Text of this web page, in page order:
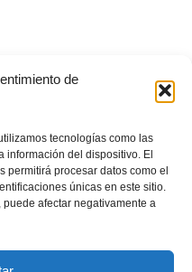
de
tecnologías como las
información del dispositivo. El
permitirá procesar datos como el
únicas en este sitio.
afectar negativamente a
Plana